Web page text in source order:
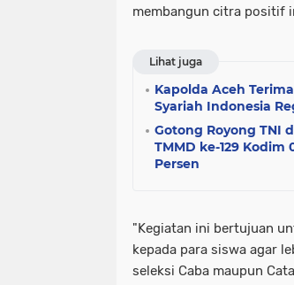
membangun citra positif
Lihat juga
Kapolda Aceh
Syariah Indonesia
Gotong Royong TNI
TMMD ke-129 Kodim
Persen
"Kegiatan ini bertujuan
kepada para siswa agar
seleksi Caba maupun